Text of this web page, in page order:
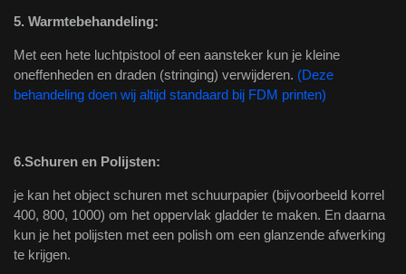
5. Warmtebehandeling:
Met een hete luchtpistool of een aansteker kun je kleine
oneffenheden en draden (stringing) verwijderen. (Deze
behandeling doen wij altijd standaard bij FDM printen)
6.Schuren en Polijsten:
je kan het object schuren met schuurpapier (bijvoorbeeld korrel
400, 800, 1000) om het oppervlak gladder te maken. En daarna
kun je het polijsten met een polish om een glanzende afwerking
te krijgen.